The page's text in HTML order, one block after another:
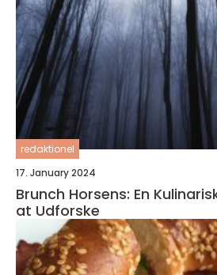
redaktionel
17. January 2024
Brunch Horsens: En
at Udforske